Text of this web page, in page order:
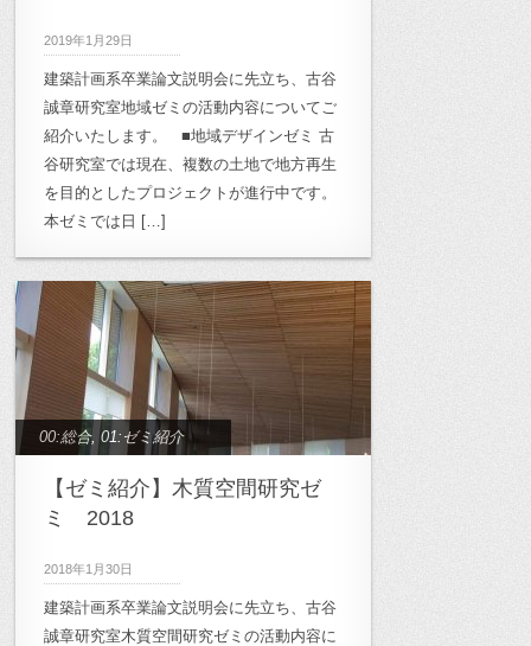
2019年1月29日
建築計画系卒業論文説明会に先立ち、古谷
誠章研究室地域ゼミの活動内容についてご
紹介いたします。 ■地域デザインゼミ 古
谷研究室では現在、複数の土地で地方再生
を目的としたプロジェクトが進行中です。
本ゼミでは日 […]
00:総合,01:ゼミ紹介
【ゼミ紹介】木質空間研究ゼ
ミ 2018
2018年1月30日
建築計画系卒業論文説明会に先立ち、古谷
誠章研究室木質空間研究ゼミの活動内容に